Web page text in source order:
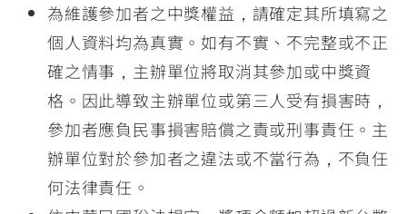
為維護參加者之中獎權益，請確定其所填寫之
個人資料均為真實。如有不實、不完整或不正
確之情事，主辦單位將取消其參加或中獎資
格。因此導致主辦單位或第三人受有損害時，
參加者應負民事損害賠償之責或刑事責任。主
辦單位對於參加者之違法或不當行為，不負任
何法律責任。